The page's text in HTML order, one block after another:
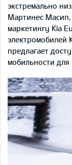
экстремально
Мартинес Масип,
маркетингу Kia
электромобилей
предлагает
мобильности